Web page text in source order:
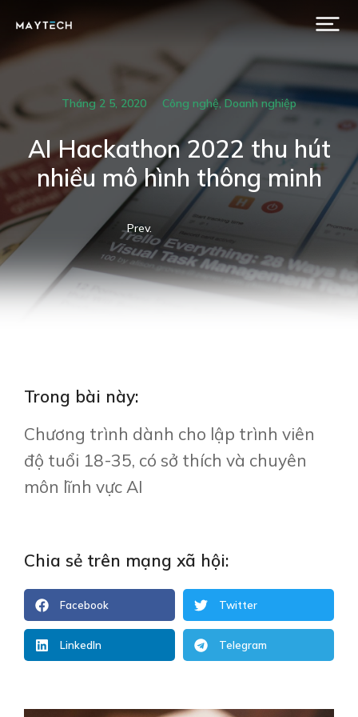
Tháng 2 5, 2020 Công nghệ,Doanh nghiệp
AI Hackathon 2022 thu hút
nhiều mô hình thông minh
Prev.
Trong bài này:
Chương trình dành cho lập trình viên
độ tuổi 18-35, có sở thích và chuyên
môn lĩnh vực AI
Chia sẻ trên mạng xã hội:
Facebook Twitter
LinkedIn Telegram